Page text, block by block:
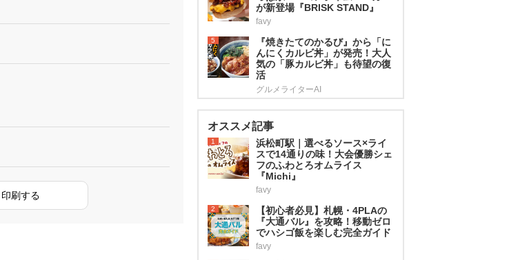
印刷する
が新登場『BRISK STAND』
favy
5
『焼きたてのかるび』から「に
んにくカルビ丼」が発売！大人
気の「豚カルビ丼」も待望の復
活
グルメライターAI
オススメ記事
1
浜松町駅｜選べるソース×ライ
スで14通りの味！大会優勝シェ
フのふわとろオムライス
『Michi』
favy
2
【初心者必見】札幌・4PLAの
『大通バル』を攻略！移動ゼロ
でハシゴ飯を楽しむ完全ガイド
favy